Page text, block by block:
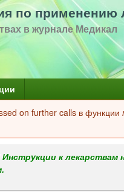
по применению
в журнале Медикал
on further calls в функции
к лекарствам